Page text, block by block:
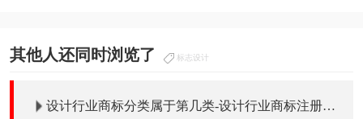
其他人还同时浏览了 标志设计
设计行业商标分类属于第几类-设计行业商标注册属